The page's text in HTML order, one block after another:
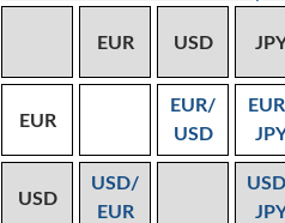
EUR USD
EUR
EUR/
USD
USD
USD/
EUR